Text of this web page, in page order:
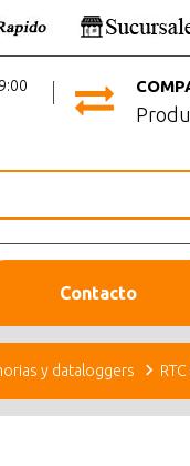
Contacto
y dataloggers